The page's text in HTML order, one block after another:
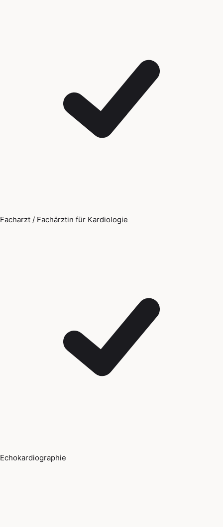
Facharzt / Fachärztin für Kardiologie
Echokardiographie